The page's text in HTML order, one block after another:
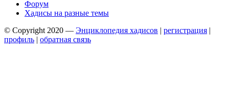
Форум
Хадисы на разные темы
© Copyright 2020 — Энциклопедия хадисов | регистрация |
профиль | обратная связь